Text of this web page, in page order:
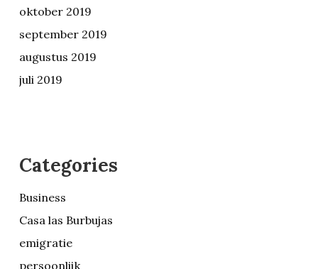
oktober 2019
september 2019
augustus 2019
juli 2019
Categories
Business
Casa las Burbujas
emigratie
persoonlijk